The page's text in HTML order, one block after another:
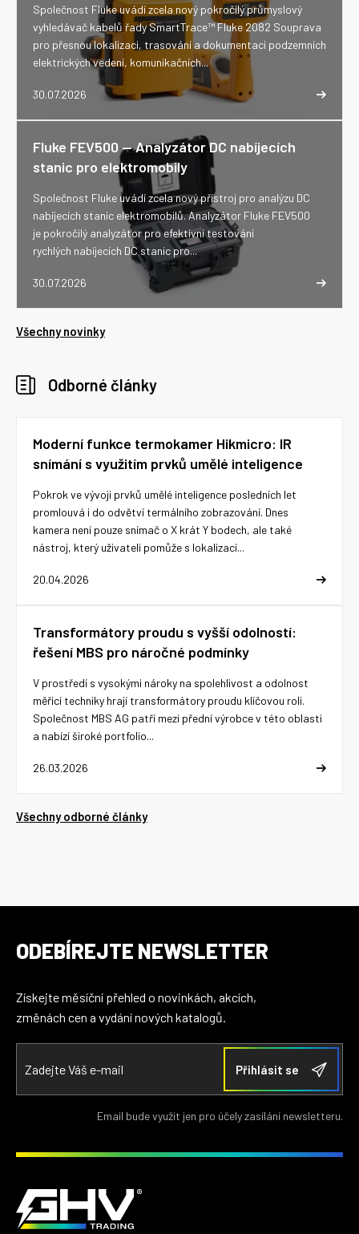
30.07.2026
Společnost Fluke uvádí zcela nový pokročilý průmyslový
vyhledávač kabelů řady SmartTrace™ Fluke 2082 Souprava
pro přesnou lokalizaci, trasování a dokumentaci podzemních
elektrických vedení, komunikačních...
Fluke FEV500 -- Analyzátor DC nabíjecích
stanic pro elektromobily
30.07.2026
Společnost Fluke uvádí zcela nový přístroj pro analýzu DC
nabíjecích stanic elektromobilů. Analyzátor Fluke FEV500
je pokročilý analyzátor pro efektivní testování
rychlých nabíjecích DC stanic pro...
Všechny novinky
Odborné články
Moderní funkce termokamer Hikmicro: IR
snímání s využitím prvků umělé inteligence
20.04.2026
Pokrok ve vývoji prvků umělé inteligence posledních let
promlouvá i do odvětví termálního zobrazování. Dnes
kamera není pouze snímač o X krát Y bodech, ale také
nástroj, který uživateli pomůže s lokalizací...
Transformátory proudu s vyšší odolností:
řešení MBS pro náročné podmínky
26.03.2026
V prostředí s vysokými nároky na spolehlivost a odolnost
měřicí techniky hrají transformátory proudu klíčovou roli.
Společnost MBS AG patří mezi přední výrobce v této oblasti
a nabízí široké portfolio...
Všechny odborné články
ODEBÍREJTE NEWSLETTER
Získejte měsíční přehled o novinkách, akcích,
změnách cen a vydání nových katalogů.
Email bude využit jen pro účely zasílání newsletteru.